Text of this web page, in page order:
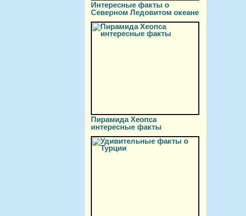
Интересные факты о
Северном Ледовитом океане
Пирамида Хеопса
интересные факты